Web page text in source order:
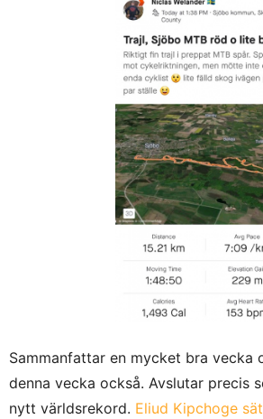
Sammanfattar en mycket bra vecka
denna vecka också. Avslutar precis
nytt världsrekord. Eliud Kipchoge